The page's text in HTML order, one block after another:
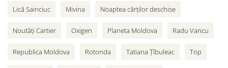
Lică Sainciuc Mivina Noaptea cărților deschise
Noutăți Cartier Oxigen Planeta Moldova Radu Vancu
Republica Moldova Rotonda Tatiana Țîbuleac Top